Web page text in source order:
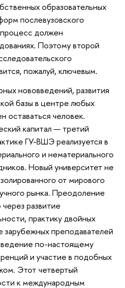
образовательных
послевузовского
должен
Поэтому второй
пожалуй, ключевым.
нововведений, развития
базы в центре любых
оставаться человек.
капитал — третий
ГУ-ВШЭ реализуется в
и нематериального
Новый университет не
от мирового
рынка. Преодоление
развитие
практику двойных
зарубежных преподавателей
по-настоящему
и участие в подобных
Этот четвертый
к международным